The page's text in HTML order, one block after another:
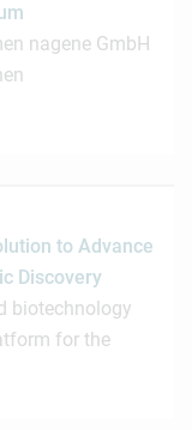
nagene GmbH
to Advance
Discovery
biotechnology
for the